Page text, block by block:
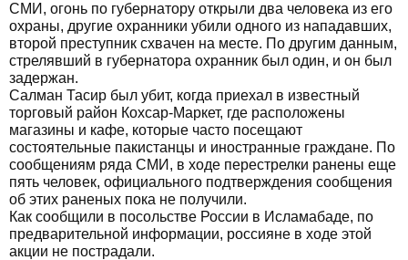
СМИ, огонь по губернатору открыли два человека из его
охраны, другие охранники убили одного из нападавших,
второй преступник схвачен на месте. По другим данным,
стрелявший в губернатора охранник был один, и он был
задержан.
Салман Тасир был убит, когда приехал в известный
торговый район Кохсар-Маркет, где расположены
магазины и кафе, которые часто посещают
состоятельные пакистанцы и иностранные граждане. По
сообщениям ряда СМИ, в ходе перестрелки ранены еще
пять человек, официального подтверждения сообщения
об этих раненых пока не получили.
Как сообщили в посольстве России в Исламабаде, по
предварительной информации, россияне в ходе этой
акции не пострадали.